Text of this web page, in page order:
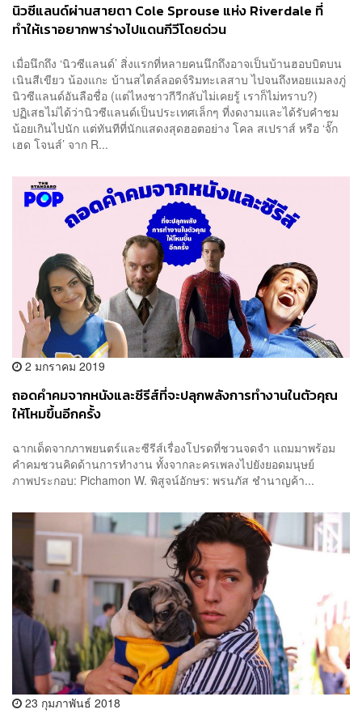
นิวซีแลนด์ผ่านสายตา Cole Sprouse แห่ง Riverdale ที่
ทำให้เราอยากพาร่างไปแดนกีวีโดยด่วน
เมื่อนึกถึง ‘นิวซีแลนด์’ สิ่งแรกที่หลายคนนึกถึงอาจเป็นบ้านฮอบบิตบน
เนินสีเขียว น้องแกะ บ้านสไตล์ลอดจ์ริมทะเลสาบ ไปจนถึงหอยแมลงภู่
นิวซีแลนด์อันลือชื่อ (แต่ไหงชาวกีวีกลับไม่เคยรู้ เราก็ไม่ทราบ?)
ปฏิเสธไม่ได้ว่านิวซีแลนด์เป็นประเทศเล็กๆ ที่งดงามและได้รับคำชม
น้อยเกินไปนัก แต่ทันทีที่นักแสดงสุดฮอตอย่าง โคล สเปราส์ หรือ ‘จั๊ก
เฮด โจนส์’ จาก R...
2 มกราคม 2019
ถอดคำคมจากหนังและซีรีส์ที่จะปลุกพลังการทำงานในตัวคุณ
ให้โหมขึ้นอีกครั้ง
ฉากเด็ดจากภาพยนตร์และซีรีส์เรื่องโปรดที่ชวนจดจำ แถมมาพร้อม
คำคมชวนคิดด้านการทำงาน ทั้งจากละครเพลงไปยังยอดมนุษย์
ภาพประกอบ: Pichamon W. พิสูจน์อักษร: พรนภัส ชำนาญค้า...
23 กุมภาพันธ์ 2018